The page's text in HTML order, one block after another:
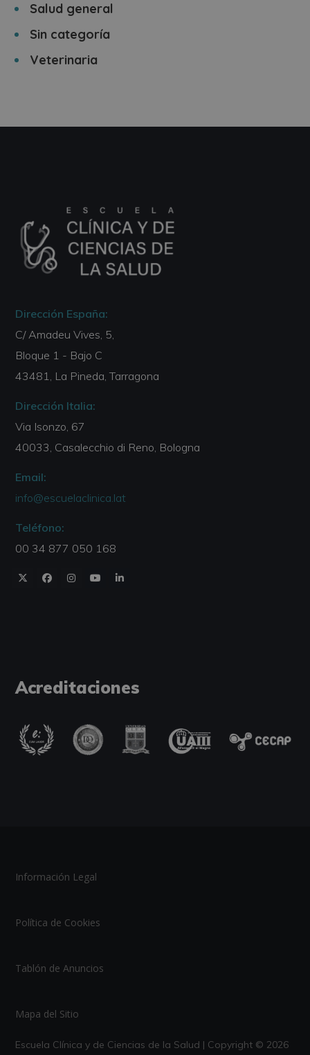
Salud general
Sin categoría
Veterinaria
Dirección España:
C/ Amadeu Vives, 5,
Bloque 1 - Bajo C
43481, La Pineda, Tarragona
Dirección Italia:
Via Isonzo, 67
40033, Casalecchio di Reno, Bologna
Email:
info@escuelaclinica.lat
Teléfono:
00 34 877 050 168
Acreditaciones
Información Legal
Política de Cookies
Tablón de Anuncios
Mapa del Sitio
Escuela Clínica y de Ciencias de la Salud | Copyright © 2026